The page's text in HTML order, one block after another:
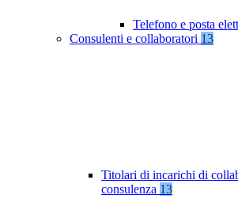
Telefono e posta
Consulenti e collaboratori 13
Titolari di incarichi di
consulenza 13